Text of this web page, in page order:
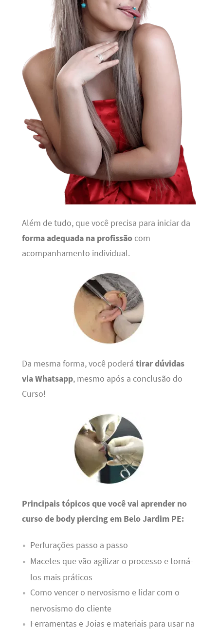
Além de tudo, que você precisa para iniciar da
forma adequada na profissãocom
acompanhamento individual.
Da mesma forma, você poderá tirar dúvidas
via Whatsapp, mesmo após a conclusão do
Curso!
Principais tópicos que você vai aprender no
curso de body piercing em Belo Jardim PE:
Perfurações passo a passo
Macetes que vão agilizar o processo e torná-
los mais práticos
Como vencer o nervosismo e lidar com o
nervosismo do cliente
Ferramentas e Joias e materiais para usar na